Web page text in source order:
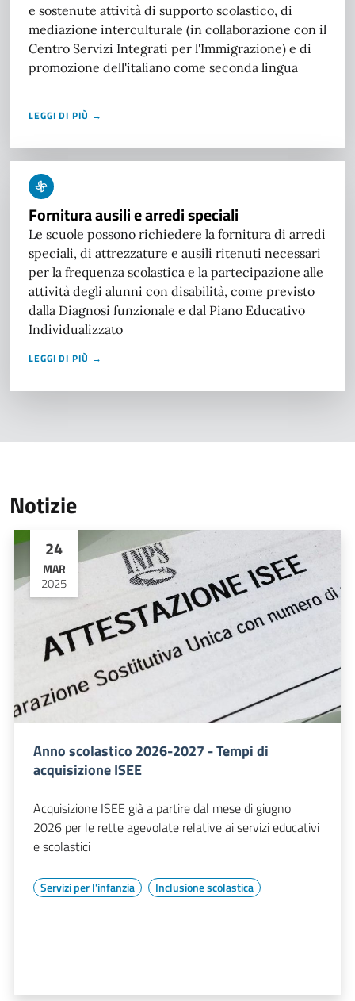
e sostenute attività di supporto scolastico, di
mediazione interculturale (in collaborazione con il
Centro Servizi Integrati per l'Immigrazione) e di
promozione dell'italiano come seconda lingua
LEGGI DI PIÙ →
Fornitura ausili e arredi speciali
Le scuole possono richiedere la fornitura di arredi
speciali, di attrezzature e ausili ritenuti necessari
per la frequenza scolastica e la partecipazione alle
attività degli alunni con disabilità, come previsto
dalla Diagnosi funzionale e dal Piano Educativo
Individualizzato
LEGGI DI PIÙ →
Notizie
24
MAR
2025
Anno scolastico 2026-2027 - Tempi di
acquisizione ISEE
Acquisizione ISEE già a partire dal mese di giugno
2026 per le rette agevolate relative ai servizi educativi
e scolastici
Servizi per l'infanzia Inclusione scolastica